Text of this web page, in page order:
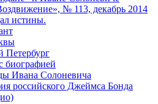
№ 113, декабрь 2014
истины.
Петербург
биографией
Ивана Солоневича
российского Джеймса Бонда